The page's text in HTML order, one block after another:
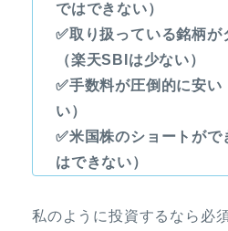
ではできない）
✅取り扱っている銘柄が
（楽天SBIは少ない）
✅手数料が圧倒的に安
い）
✅米国株のショートが
はできない）
私のように投資するなら必